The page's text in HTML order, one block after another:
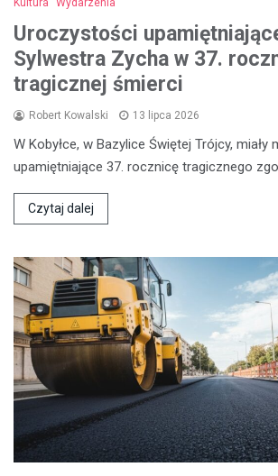
Kultura Wydarzenia
Uroczystości
Sylwestra Zycha w 37.
tragicznej śmierci
Robert Kowalski 13 lipca 2026
W Kobyłce, w Bazylice Świętej Trójcy, miały
upamiętniające 37. rocznicę tragicznego
Czytaj dalej